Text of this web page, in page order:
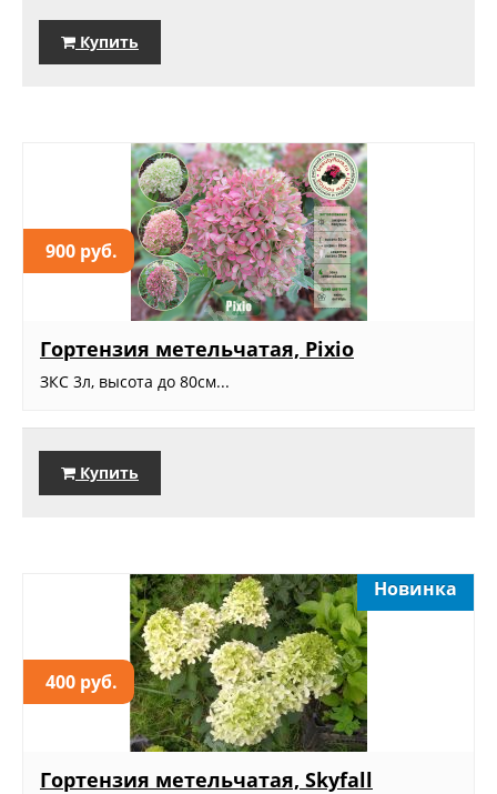
Купить
900 руб.
Гортензия метельчатая, Pixio
ЗКС 3л, высота до 80см...
Купить
400 руб.
Новинка
Гортензия метельчатая, Skyfall